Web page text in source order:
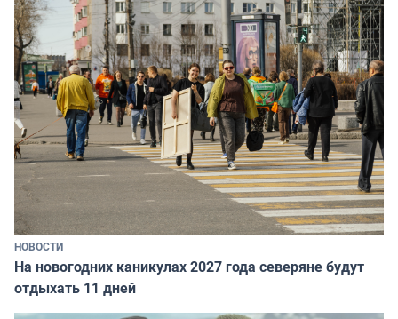
НОВОСТИ
На новогодних каникулах 2027 года северяне будут
отдыхать 11 дней